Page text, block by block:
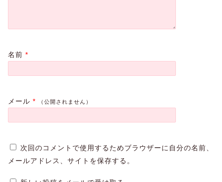
名前 *
メール * （公開されません）
次回のコメントで使用するためブラウザーに自分の名前、
メールアドレス、サイトを保存する。